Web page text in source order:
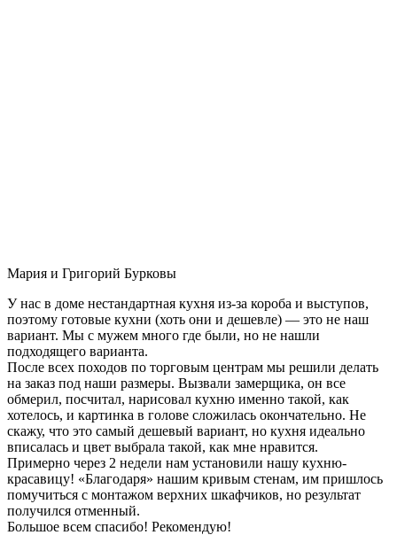
Мария и Григорий Бурковы
У нас в доме нестандартная кухня из-за короба и выступов,
поэтому готовые кухни (хоть они и дешевле) — это не наш
вариант. Мы с мужем много где были, но не нашли
подходящего варианта.
После всех походов по торговым центрам мы решили делать
на заказ под наши размеры. Вызвали замерщика, он все
обмерил, посчитал, нарисовал кухню именно такой, как
хотелось, и картинка в голове сложилась окончательно. Не
скажу, что это самый дешевый вариант, но кухня идеально
вписалась и цвет выбрала такой, как мне нравится.
Примерно через 2 недели нам установили нашу кухню-
красавицу! «Благодаря» нашим кривым стенам, им пришлось
помучиться с монтажом верхних шкафчиков, но результат
получился отменный.
Большое всем спасибо! Рекомендую!